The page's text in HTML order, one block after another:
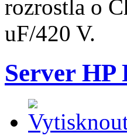
rozrostla o
uF/420 V.
Server